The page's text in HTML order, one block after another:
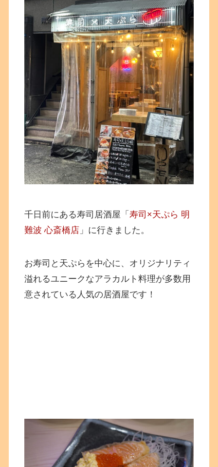
千日前にある寿司居酒屋「寿司×天ぷら 明
難波 心斎橋店 」に行きました。
お寿司と天ぷらを中心に、オリジナリティ
溢れるユニークなアラカルト料理が多数用
意されている人気の居酒屋です！